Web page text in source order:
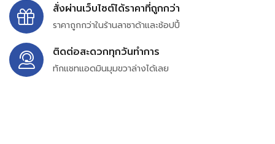
สั่งผ่านเว็บไซต์ได้ราคาที่ถูกกว่า
ราคาถูกกว่าในร้านลาซาด้าและช้อปปี้
ติดต่อสะดวกทุกวันทำการ
ทักแชทแอดมินมุมขวาล่างได้เลย